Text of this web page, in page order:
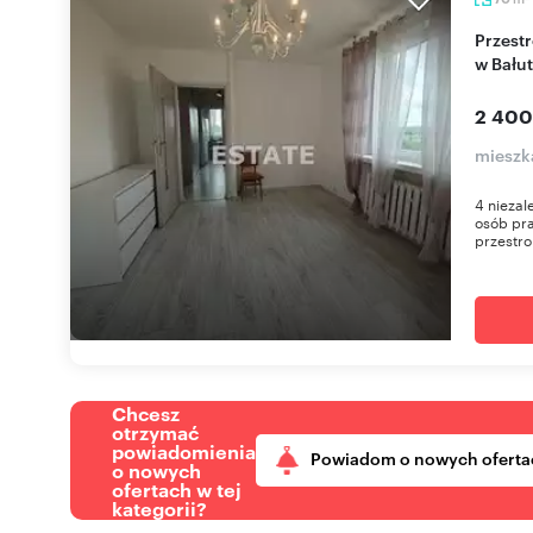
Przestronne 4-pokojowe mieszkanie z balkonem
w
2
4
osób
Chcesz
otrzymać
powiadomienia
o nowych
ofertach w tej
kategorii?
Powiadom o nowych